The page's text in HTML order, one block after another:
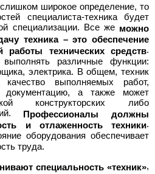
широкое определение, то
специалиста-техника будет
специализации. Все же можно
техника – это обеспечение
работы технических средств.
различные функции:
электрика. В общем, техник
качество выполняемых работ,
документацию, а также может
конструкторских либо
Профессионалы должны
и отлаженность техники.
оборудования обеспечивает
труда.
специальность «техник»,